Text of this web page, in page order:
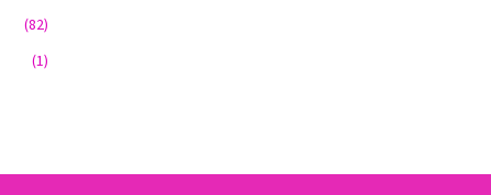
(82)
(1)